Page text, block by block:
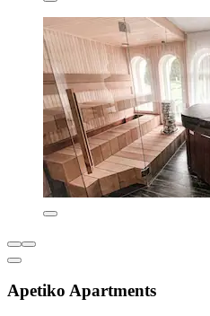
Apetiko Apartments